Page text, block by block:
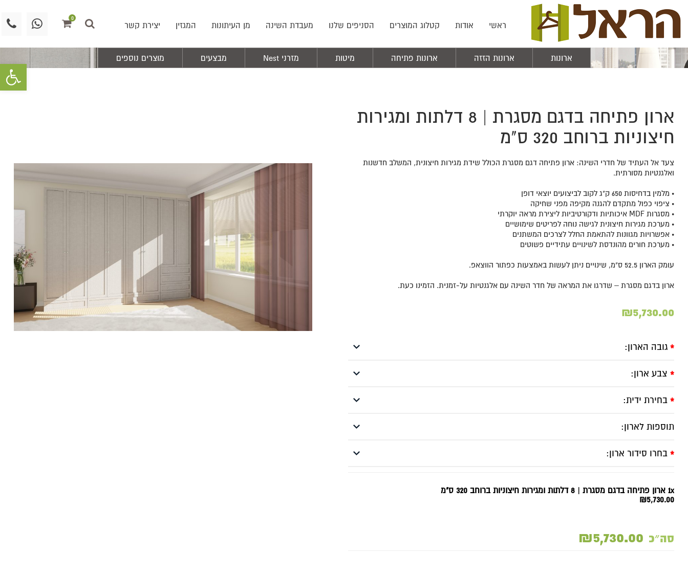
פתח
ראשי אודות קטלוג המוצרים הסניפים שלנו מעבדת השינה מן העיתונות המגזין יצירת קשר
0
ארונות ארונות הזזה ארונות פתיחה מיטות מזרני Nest מבצעים מוצרים נוספים
ארון פתיחה בדגם מסגרת | 8 דלתות ומגירות
חיצוניות ברוחב 320 ס"מ
צעד אל העתיד של חדרי השינה: ארון פתיחה דגם מסגרת הכולל שידת מגירות חיצונית, המשלב חדשנות
ואלגנטיות מסורתית.
• מלמין בדחיסות 650 ק"ג לקוב לביצועים יוצאי דופן
• ציפוי כפול מתקדם להגנה מקיפה מפני שחיקה
• מסגרות MDF איכותיות ודקורטיביות ליצירת מראה יוקרתי
• מערכת מגירות חיצונית לגישה נוחה לפריטים שימושיים
• אפשרויות מגוונות להתאמת החלל לצרכים המשתנים
• מערכת חורים מהונדסת לשינויים עתידיים פשוטים
עומק הארון 52.5 ס"מ, שינויים ניתן לעשות באמצעות כפתור הווצאפ.
ארון בדגם מסגרת – שדרגו את המראה של חדר השינה עם אלגנטיות על-זמנית. הזמינו כעת.
₪5,730.00
* גובה הארון:
* צבע ארון:
* בחירת ידית:
תוספות לארון:
* בחרו סידור ארון:
1x ארון פתיחה בדגם מסגרת | 8 דלתות ומגירות חיצוניות ברוחב 320 ס"מ
₪5,730.00
סה״כ ₪5,730.00